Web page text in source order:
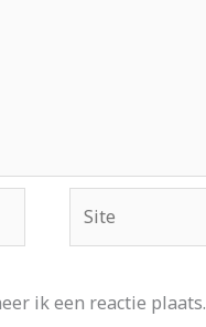
ik een reactie plaats.